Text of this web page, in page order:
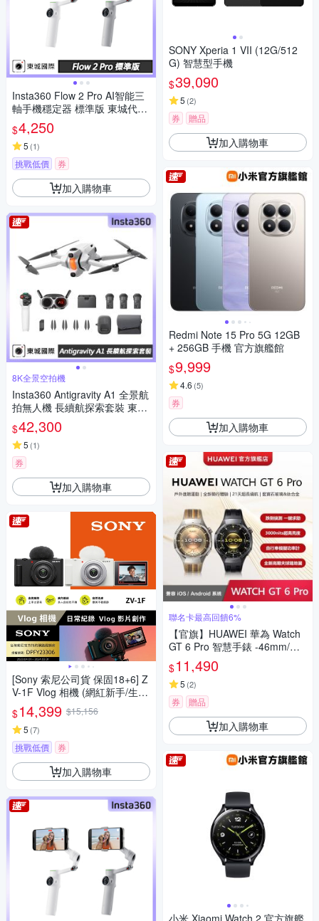
Insta360 Flow 2 Pro AI智能三
軸手機穩定器 標準版 東城代理
公司貨
$4,250
5 (1)
挑戰低價 券
加入購物車
8K全景空拍機
Insta360 Antigravity A1 全景航
拍無人機 長續航探索套裝 東城
代理公司貨
$42,300
5 (1)
券
加入購物車
[Sony 索尼公司貨 保固18+6] Z
V-1F Vlog 相機 (網紅新手/生活
隨拍)
$14,399 $15,156
5 (7)
挑戰低價 券
加入購物車
SONY Xperia 1 VII (12G/512
G) 智慧型手機
$39,090
5 (2)
券 贈品
加入購物車
Redmi Note 15 Pro 5G 12GB
+ 256GB 手機 官方旗艦館
$9,999
4.6 (5)
券
加入購物車
聯名卡最高回饋6%
【官旗】HUAWEI 華為 Watch
GT 6 Pro 智慧手錶 -46mm/鈦
合金錶體
$11,490
5 (2)
券 贈品
加入購物車